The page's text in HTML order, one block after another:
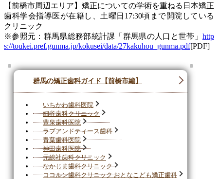
【前橋市周辺エリア】矯正についての学術を重ねる日本矯正
歯科学会指導医が在籍し、土曜日17:30頃まで開院している
クリニック
※参照元：群馬県総務部統計課「群馬県の人口と世帯」 http
s://toukei.pref.gunma.jp/kokusei/data/27kakuhou_gunma.pdf[PDF]
群馬の矯正歯科ガイド【前橋市編】
いちかわ歯科医院
細谷歯科クリニック
豊泉歯科医院
ラブアンドティース歯科
青葉歯科医院
神田歯科医院
元総社歯科クリニック
なかじま歯科クリニック
ココルン歯科クリニック おとなこども矯正歯科